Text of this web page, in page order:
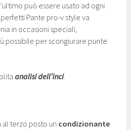
può essere usato ad ogni
Pante pro-v style va
in occasioni speciali,
possibile per scongiurare punte
analisi dell’inci.
al terzo posto un condizionante